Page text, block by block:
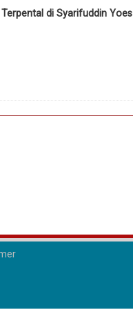
di Syarifuddin Yoes